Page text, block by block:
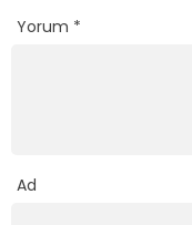
Yorum *
Ad